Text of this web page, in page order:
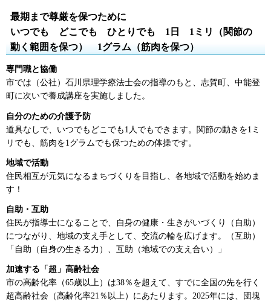
最期まで尊厳を保つために
いつでも
どこでも ひとりでも 1 日 1ミリ（関節の
動く範囲を保つ）
1グラム（筋肉を保つ）
専門職と協働
市では（公社）石川県理学療法士会の指導のもと、志賀町、中能登
町に次いで養成講座を実施しました。
自分のための介護予防
道具なしで、いつでもどこでも1人でもできます。関節の動きを1ミ
リでも、筋肉を1グラムでも保つための体操です。
地域で活動
住民相互が元気になるまちづくりを目指し、各地域で活動を始めま
す！
自助・互助
住民が指導士になることで、自身の健康・生きがいづくり（自助）
につながり、地域の支え手として、交流の輪を広げます。（互助）
「自助（自身の生きる力）、互助（地域での支え合い）」
加速する「超」高齢社会
市の高齢化率（65歳以上）は38％を超えて、すでに全国の先を行く
超高齢社会（高齢化率21％以上）にあたります。2025年には、団塊